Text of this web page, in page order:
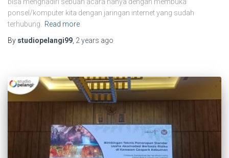
ponsel/komputer kita dengan jaringan internet yang sudah
terhubung.
Read more
By studiopelangi99 2 years ago